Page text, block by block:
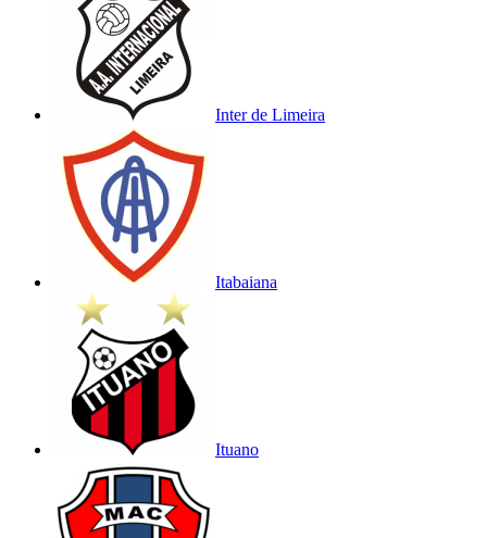
Inter de Limeira
Itabaiana
Ituano